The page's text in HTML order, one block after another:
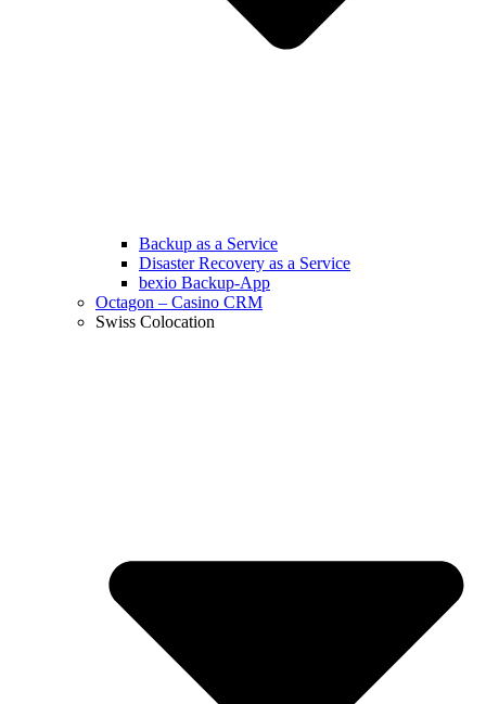
Backup as a Service
Disaster Recovery as a Service
bexio Backup-App
Octagon – Casino CRM
Swiss Colocation